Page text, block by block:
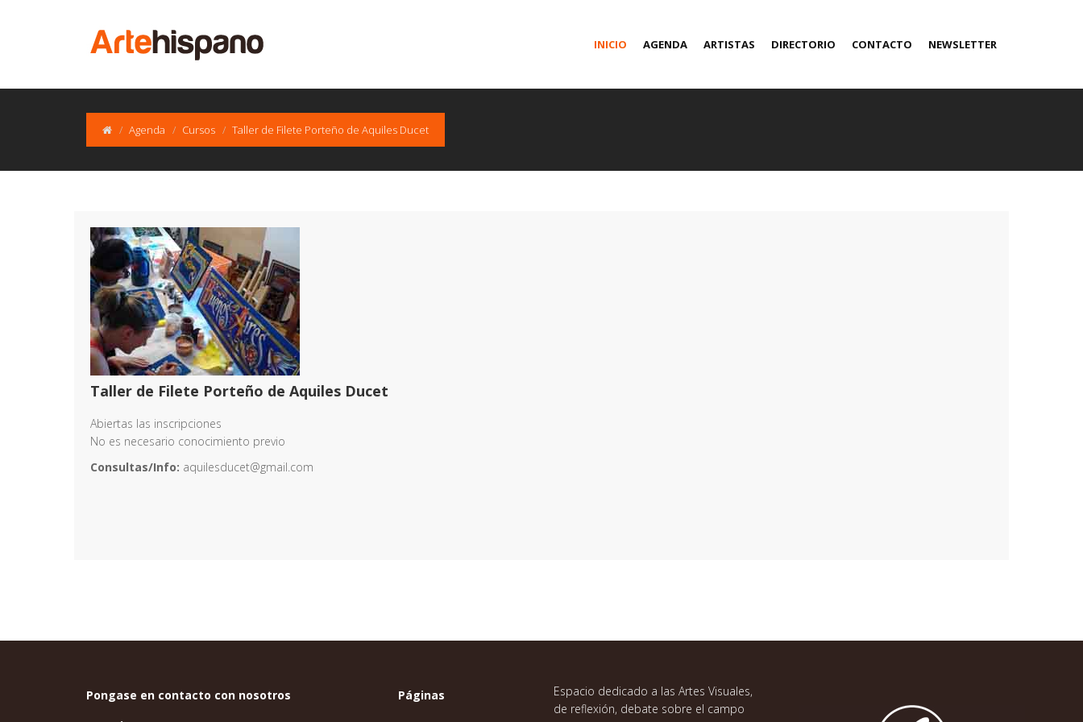
INICIO AGENDA ARTISTAS DIRECTORIO CONTACTO NEWSLETTER
Agenda Cursos Taller de Filete Porteño de Aquiles Ducet
Taller de Filete Porteño de Aquiles Ducet
Abiertas las inscripciones
No es necesario conocimiento previo
Consultas/Info: aquilesducet@gmail.com
Pongase en contacto con nosotros
Páginas
Espacio dedicado a las Artes Visuales,
de reflexión, debate sobre el campo